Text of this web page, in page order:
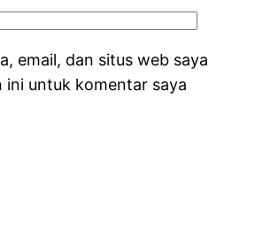
email, dan situs web saya
ini untuk komentar saya